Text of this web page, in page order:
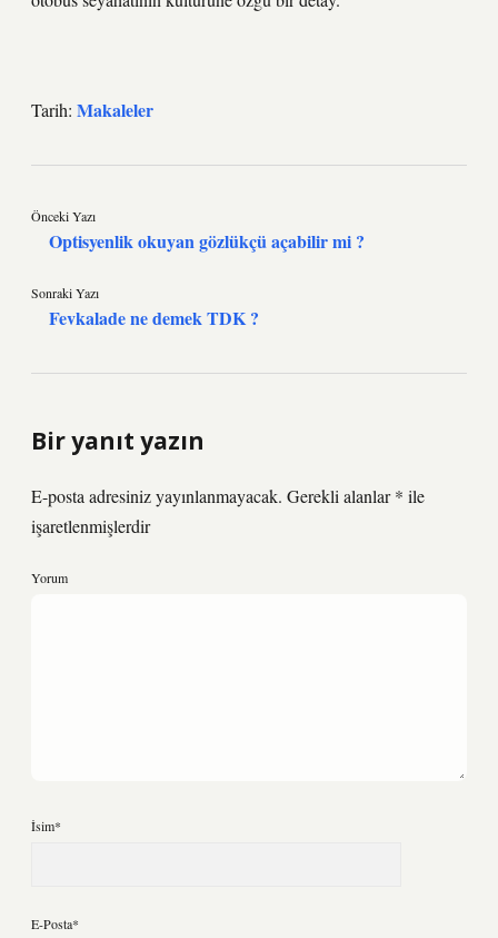
Tarih: Makaleler
Önceki Yazı
Optisyenlik okuyan gözlükçü açabilir mi ?
Sonraki Yazı
Fevkalade ne demek TDK ?
Bir yanıt yazın
E-posta adresiniz yayınlanmayacak. Gerekli alanlar* ile
işaretlenmişlerdir
Yorum
İsim*
E-Posta*